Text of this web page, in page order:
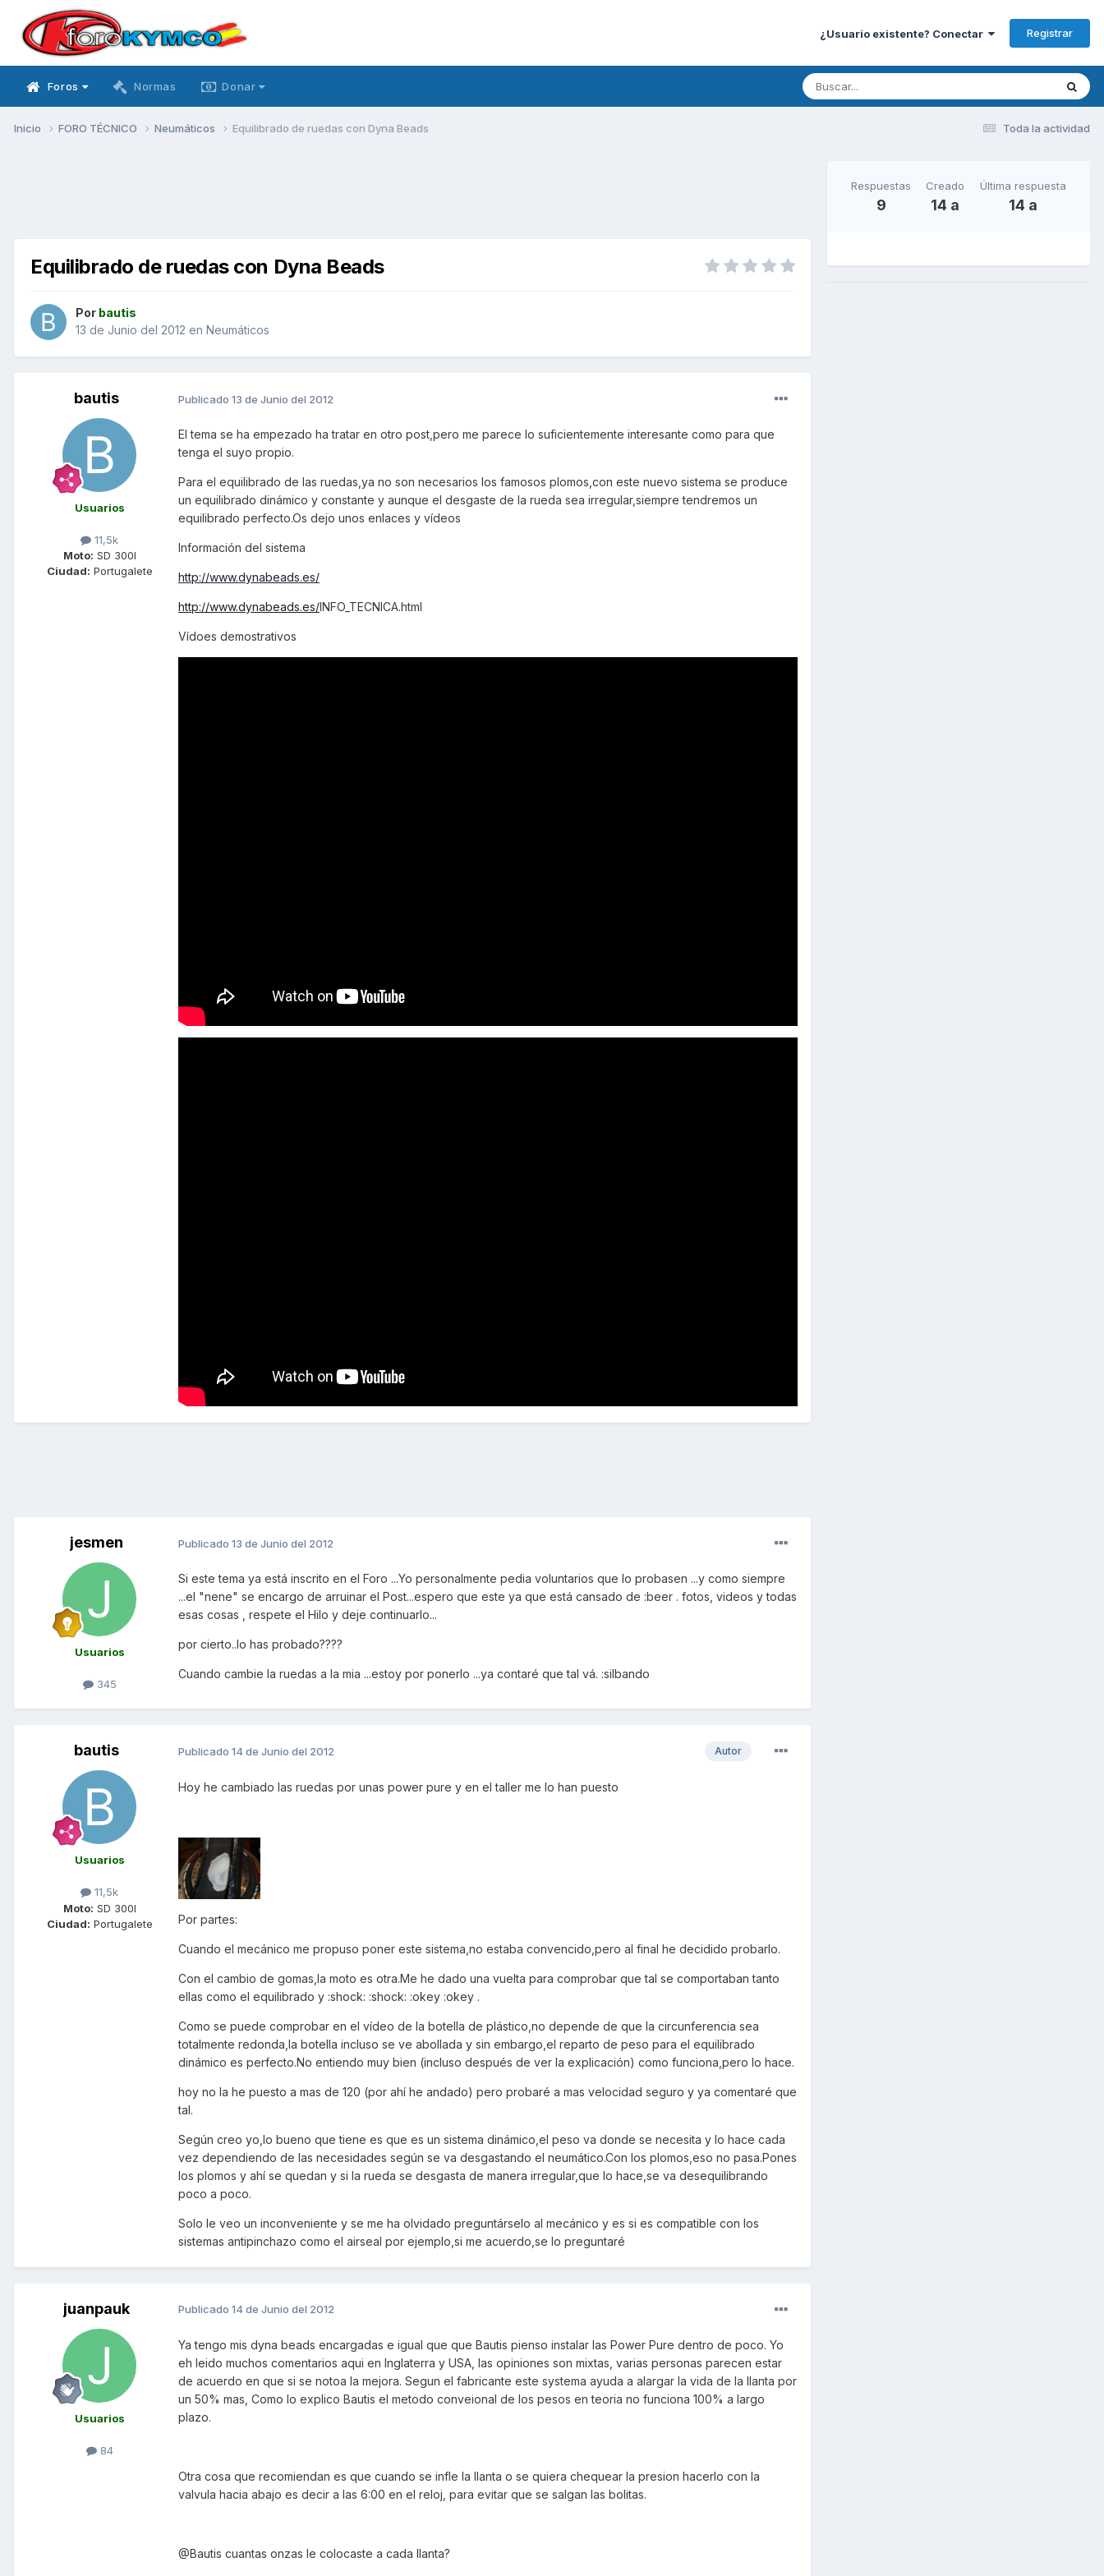
¿Usuario existente? Conectar Registrar
Foros Normas Donar
Toda la actividad
Inicio FORO TÉCNICO Neumáticos Equilibrado de ruedas con Dyna Beads
Equilibrado de ruedas con Dyna Beads
Por bautis
13 de Junio del 2012 en Neumáticos
bautis
Usuarios
11,5k
Moto: SD 300I
Ciudad: Portugalete
Publicado 13 de Junio del 2012
El tema se ha empezado ha tratar en otro post,pero me parece lo suficientemente interesante como para que
tenga el suyo propio.
Para el equilibrado de las ruedas,ya no son necesarios los famosos plomos,con este nuevo sistema se produce
un equilibrado dinámico y constante y aunque el desgaste de la rueda sea irregular,siempre tendremos un
equilibrado perfecto.Os dejo unos enlaces y vídeos
Información del sistema
http://www.dynabeads.es/
http://www.dynabeads.es/INFO_TECNICA.html
Vídoes demostrativos
jesmen
Usuarios
345
Publicado 13 de Junio del 2012
Si este tema ya está inscrito en el Foro ...Yo personalmente pedia voluntarios que lo probasen ...y como siempre
...el "nene" se encargo de arruinar el Post...espero que este ya que está cansado de :beer . fotos, videos y todas
esas cosas , respete el Hilo y deje continuarlo...
por cierto..lo has probado????
Cuando cambie la ruedas a la mia ...estoy por ponerlo ...ya contaré que tal vá. :silbando
bautis
Usuarios
11,5k
Moto: SD 300I
Ciudad: Portugalete
Autor
Publicado 14 de Junio del 2012
Hoy he cambiado las ruedas por unas power pure y en el taller me lo han puesto
Por partes:
Cuando el mecánico me propuso poner este sistema,no estaba convencido,pero al final he decidido probarlo.
Con el cambio de gomas,la moto es otra.Me he dado una vuelta para comprobar que tal se comportaban tanto
ellas como el equilibrado y :shock: :shock: :okey :okey .
Como se puede comprobar en el vídeo de la botella de plástico,no depende de que la circunferencia sea
totalmente redonda,la botella incluso se ve abollada y sin embargo,el reparto de peso para el equilibrado
dinámico es perfecto.No entiendo muy bien (incluso después de ver la explicación) como funciona,pero lo hace.
hoy no la he puesto a mas de 120 (por ahí he andado) pero probaré a mas velocidad seguro y ya comentaré que
tal.
Según creo yo,lo bueno que tiene es que es un sistema dinámico,el peso va donde se necesita y lo hace cada
vez dependiendo de las necesidades según se va desgastando el neumático.Con los plomos,eso no pasa.Pones
los plomos y ahí se quedan y si la rueda se desgasta de manera irregular,que lo hace,se va desequilibrando
poco a poco.
Solo le veo un inconveniente y se me ha olvidado preguntárselo al mecánico y es si es compatible con los
sistemas antipinchazo como el airseal por ejemplo,si me acuerdo,se lo preguntaré
juanpauk
Usuarios
84
Publicado 14 de Junio del 2012
Ya tengo mis dyna beads encargadas e igual que que Bautis pienso instalar las Power Pure dentro de poco. Yo
eh leido muchos comentarios aqui en Inglaterra y USA, las opiniones son mixtas, varias personas parecen estar
de acuerdo en que si se notoa la mejora. Segun el fabricante este systema ayuda a alargar la vida de la llanta por
un 50% mas, Como lo explico Bautis el metodo conveional de los pesos en teoria no funciona 100% a largo
plazo.
Otra cosa que recomiendan es que cuando se infle la llanta o se quiera chequear la presion hacerlo con la
valvula hacia abajo es decir a las 6:00 en el reloj, para evitar que se salgan las bolitas.
@Bautis cuantas onzas le colocaste a cada llanta?
Respuestas
9
Creado
14 a
Última respuesta
14 a